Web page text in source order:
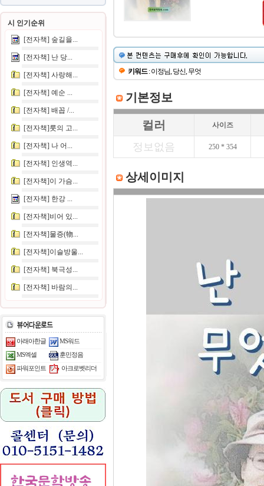
시 인기순위
[전자책] 숲길을...
[전자책] 난 당...
[전자책] 사랑해...
[전자책] 예순 ...
[전자책] 배꼽 /...
[전자책]룻의 고...
[전자책] 나 어...
[전자책] 인생역...
[전자책]이 가슴...
[전자책] 한강 ...
[전자책]비어 있...
[전자책]물증(物...
[전자책]이슬방울...
[전자책] 북극성...
[전자책] 바람의...
아래아한글 MS워드
MS엑셀 훈민정음
파워포인트 아크로벳리더
키워드: 이정님, 당신, 무엇
기본정보
컬러 사이즈
정보없음 250 * 354
상세이미지